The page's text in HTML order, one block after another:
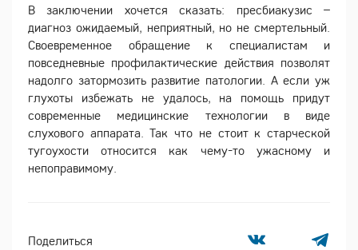
В заключении хочется сказать: пресбиакузис –
диагноз ожидаемый, неприятный, но не смертельный.
Своевременное обращение к специалистам и
повседневные профилактические действия позволят
надолго затормозить развитие патологии. А если уж
глухоты избежать не удалось, на помощь придут
современные медицинские технологии в виде
слухового аппарата. Так что не стоит к старческой
тугоухости относится как чему-то ужасному и
непоправимому.
Поделиться